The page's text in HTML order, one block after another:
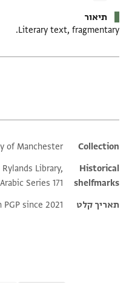
תיאור
Literary text, fragmentary.
Additional metadata
Collection
of Manchester
Historical
shelfmarks
Rylands Library,
Series 171
תאריך קלט
PGP since 2021